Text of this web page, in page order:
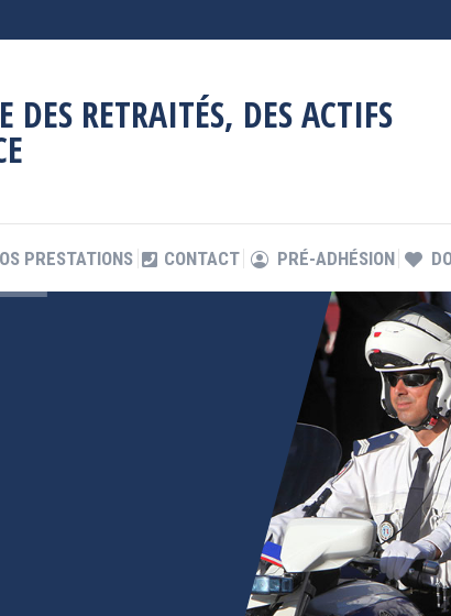
RETRAITÉS, DES ACTIFS
PRESTATIONS CONTACT PRÉ-ADHÉSION
PRESTATIONS CONTACT PRÉ-ADHÉSION